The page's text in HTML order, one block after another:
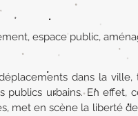
espace public,
dans la
publics urbains. En
met en scène la liberté